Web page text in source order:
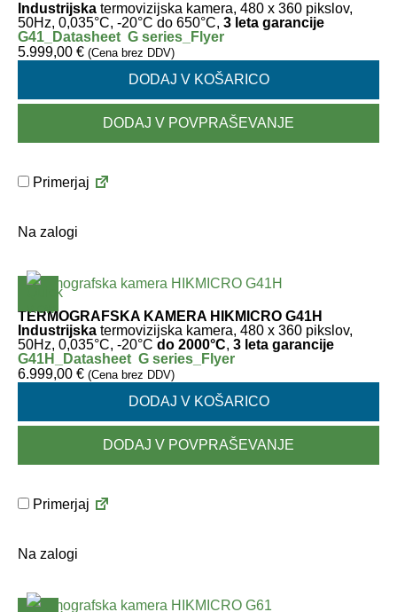
Industrijska termovizijska kamera, 480 x 360 pikslov,
50Hz, 0,035°C, -20°C do 650°C, 3 leta garancije
G41_Datasheet G series_Flyer
5.999,00 € (Cena brez DDV)
DODAJ V KOŠARICO
DODAJ V POVPRAŠEVANJE
Primerjaj
Na zalogi
TERMOGRAFSKA KAMERA HIKMICRO G41H
Industrijska termovizijska kamera, 480 x 360 pikslov,
50Hz, 0,035°C, -20°C do 2000°C, 3 leta garancije
G41H_Datasheet G series_Flyer
6.999,00 € (Cena brez DDV)
DODAJ V KOŠARICO
DODAJ V POVPRAŠEVANJE
Primerjaj
Na zalogi